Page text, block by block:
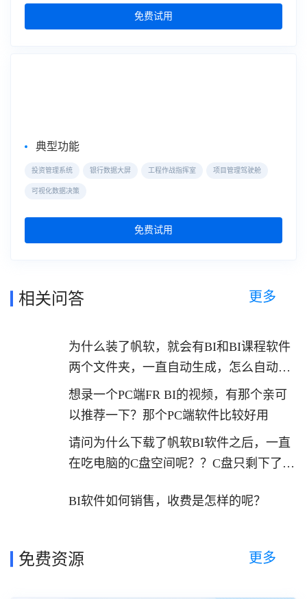
免费试用
典型功能
投资管理系统 银行数据大屏 工程作战指挥室 项目管理驾驶舱
可视化数据决策
免费试用
相关问答 更多
为什么装了帆软，就会有BI和BI课程软件
两个文件夹，一直自动生成，怎么自动删
除，不产生
想录一个PC端FR BI的视频，有那个亲可
以推荐一下？那个PC端软件比较好用
请问为什么下载了帆软BI软件之后，一直
在吃电脑的C盘空间呢？？C盘只剩下了一
BI软件如何销售，收费是怎样的呢？
免费资源 更多